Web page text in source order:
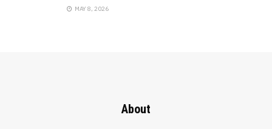
MAY 8, 2026
About